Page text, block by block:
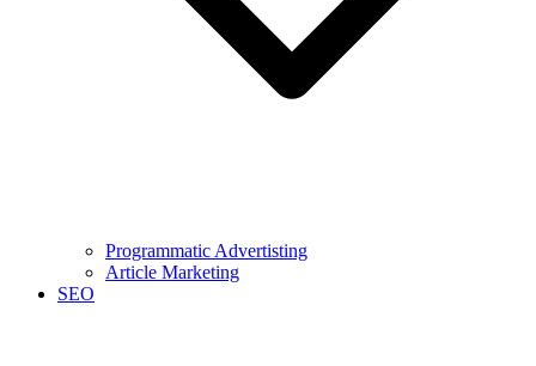
Programmatic Advertisting
Article Marketing
SEO